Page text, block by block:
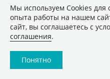
Мы используем Сookies для
опыта работы на нашем
сайт, вы соглашаетесь с
соглашения.
Понятно